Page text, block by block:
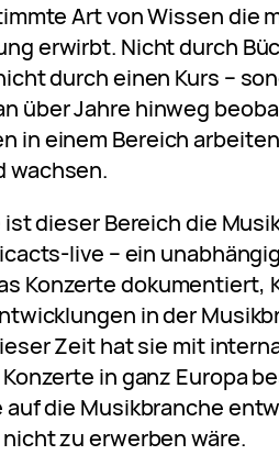
Art von Wissen die
erwirbt. Nicht durch
durch einen Kurs –
über Jahre hinweg
in einem Bereich
wachsen.
ist dieser Bereich die
live – ein
Konzerte dokumentiert,
in der
Zeit hat sie mit
in ganz Europa
auf die Musikbranche
zu erwerben wäre.